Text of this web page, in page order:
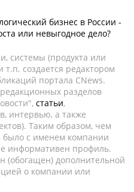
бизнес в России -
или невыгодное дело?
системы (продукта или
т.п. создается редактором
портала CNews.
разделов
статьи,
интервью, а также
Таким образом, чем
было с именем компании
информативен профиль.
(обогащен) дополнительной
о компании или